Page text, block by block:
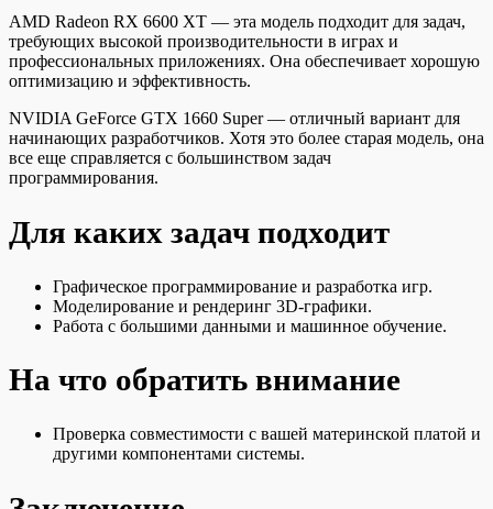
AMD Radeon RX 6600 XT — эта модель подходит для задач,
требующих высокой производительности в играх и
профессиональных приложениях. Она обеспечивает хорошую
оптимизацию и эффективность.
NVIDIA GeForce GTX 1660 Super — отличный вариант для
начинающих разработчиков. Хотя это более старая модель, она
все еще справляется с большинством задач
программирования.
Для каких задач подходит
Графическое программирование и разработка игр.
Моделирование и рендеринг 3D-графики.
Работа с большими данными и машинное обучение.
На что обратить внимание
Проверка совместимости с вашей материнской платой и
другими компонентами системы.